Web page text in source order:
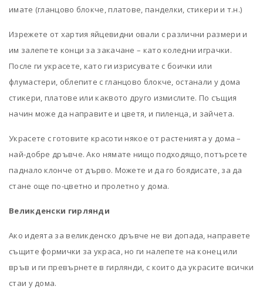
имате (гланцово блокче, платове, панделки, стикери и т.н.)
Изрежете от хартия яйцевидни овали с различни размери и
им залепете конци за закачане – като коледни играчки.
После ги украсете, като ги изрисувате с боички или
флумастери, облепите с гланцово блокче, останали у дома
стикери, платове или каквото друго измислите. По същия
начин може да направите и цветя, и пиленца, и зайчета.
Украсете с готовите красоти някое от растенията у дома –
най-добре дръвче. Ако нямате нищо подходящо, потърсете
паднало клонче от дърво. Можете и да го боядисате, за да
стане още по-цветно и пролетно у дома.
Великденски гирлянди
Ако идеята за великденско дръвче не ви допада, направете
същите формички за украса, но ги налепете на конец или
връв и ги превърнете в гирлянди, с които да украсите всички
стаи у дома.